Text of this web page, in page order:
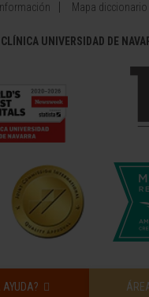
AYUDA?
Información
Mapa
CLÍNICA UNIVERSIDAD DE